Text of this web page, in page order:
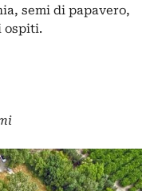
semi di papavero,
ospiti.